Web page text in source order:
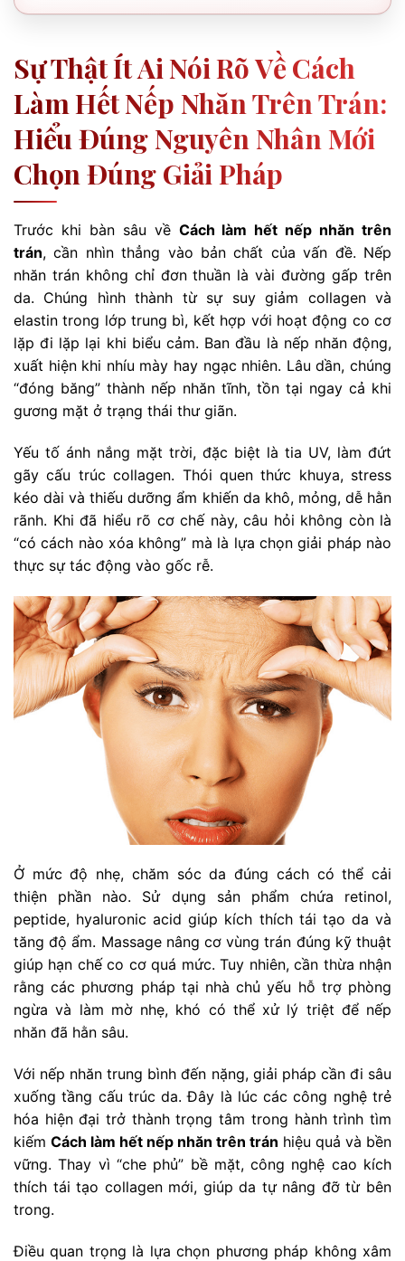
Sự Thật Ít Ai Nói Rõ Về Cách
Làm Hết Nếp Nhăn Trên Trán:
Hiểu Đúng Nguyên Nhân Mới
Chọn Đúng Giải Pháp
Trước khi bàn sâu về Cách làm hết nếp nhăn trên
trán, cần nhìn thẳng vào bản chất của vấn đề. Nếp
nhăn trán không chỉ đơn thuần là vài đường gấp trên
da. Chúng hình thành từ sự suy giảm collagen và
elastin trong lớp trung bì, kết hợp với hoạt động co cơ
lặp đi lặp lại khi biểu cảm. Ban đầu là nếp nhăn động,
xuất hiện khi nhíu mày hay ngạc nhiên. Lâu dần, chúng
“đóng băng” thành nếp nhăn tĩnh, tồn tại ngay cả khi
gương mặt ở trạng thái thư giãn.
Yếu tố ánh nắng mặt trời, đặc biệt là tia UV, làm đứt
gãy cấu trúc collagen. Thói quen thức khuya, stress
kéo dài và thiếu dưỡng ẩm khiến da khô, mỏng, dễ hằn
rãnh. Khi đã hiểu rõ cơ chế này, câu hỏi không còn là
“có cách nào xóa không” mà là lựa chọn giải pháp nào
thực sự tác động vào gốc rễ.
Ở mức độ nhẹ, chăm sóc da đúng cách có thể cải
thiện phần nào. Sử dụng sản phẩm chứa retinol,
peptide, hyaluronic acid giúp kích thích tái tạo da và
tăng độ ẩm. Massage nâng cơ vùng trán đúng kỹ thuật
giúp hạn chế co cơ quá mức. Tuy nhiên, cần thừa nhận
rằng các phương pháp tại nhà chủ yếu hỗ trợ phòng
ngừa và làm mờ nhẹ, khó có thể xử lý triệt để nếp
nhăn đã hằn sâu.
Với nếp nhăn trung bình đến nặng, giải pháp cần đi sâu
xuống tầng cấu trúc da. Đây là lúc các công nghệ trẻ
hóa hiện đại trở thành trọng tâm trong hành trình tìm
kiếm Cách làm hết nếp nhăn trên trán hiệu quả và bền
vững. Thay vì “che phủ” bề mặt, công nghệ cao kích
thích tái tạo collagen mới, giúp da tự nâng đỡ từ bên
trong.
Điều quan trọng là lựa chọn phương pháp không xâm